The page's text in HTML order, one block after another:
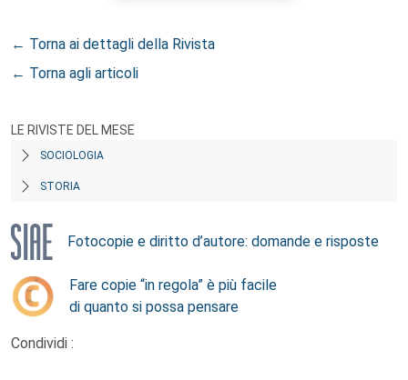
← Torna ai dettagli della Rivista
← Torna agli articoli
LE RIVISTE DEL MESE
SOCIOLOGIA
STORIA
Fotocopie e diritto d’autore: domande e risposte
Fare copie “in regola” è più facile
di quanto si possa pensare
Condividi :